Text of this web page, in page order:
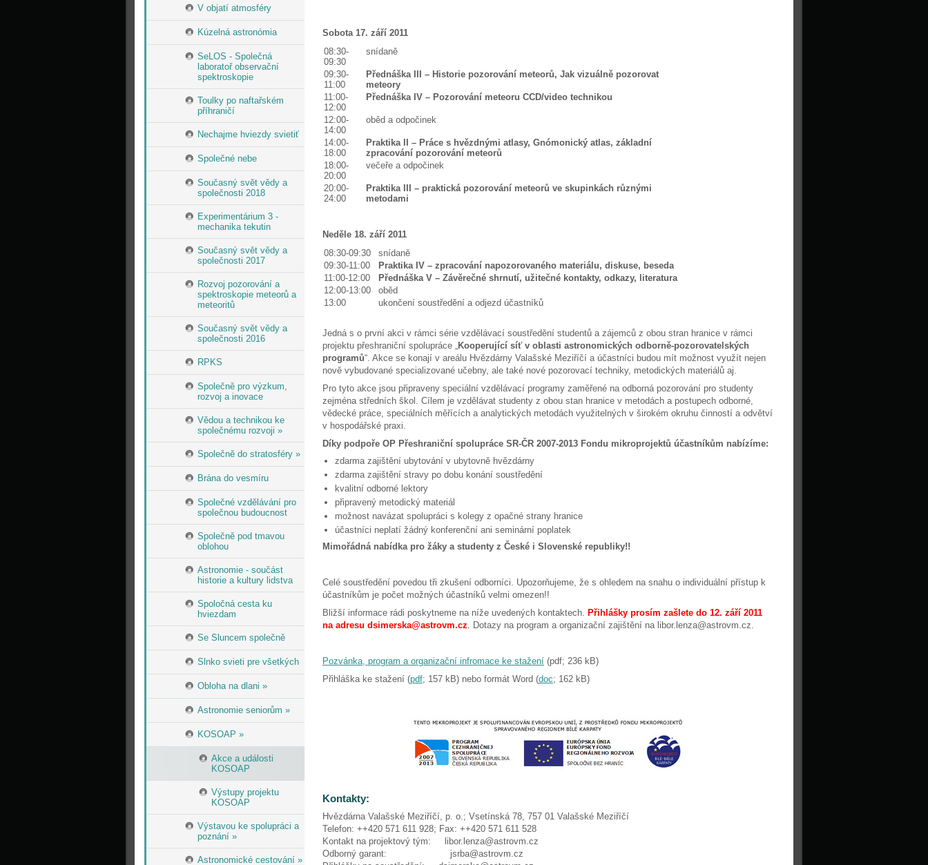
V objatí atmosféry
Kúzelná astronómia
SeLOS - Společná
laboratoř observační
spektroskopie
Toulky po naftařském
příhraničí
Nechajme hviezdy svietiť
Společné nebe
Současný svět vědy a
společnosti 2018
Experimentárium 3 -
mechanika tekutin
Současný svět vědy a
společnosti 2017
Rozvoj pozorování a
spektroskopie meteorů a
meteoritů
Současný svět vědy a
společnosti 2016
RPKS
Společně pro výzkum,
rozvoj a inovace
Vědou a technikou ke
společnému rozvoji »
Společně do stratosféry »
Brána do vesmíru
Společné vzdělávání pro
společnou budoucnost
Společně pod tmavou
oblohou
Astronomie - součást
historie a kultury lidstva
Spoločná cesta ku
hviezdam
Se Sluncem společně
Slnko svieti pre všetkých
Obloha na dlani »
Astronomie seniorům »
KOSOAP »
Akce a události
KOSOAP
Výstupy projektu
KOSOAP
Výstavou ke spolupráci a
poznání »
Astronomické cestování »
Sobota 17. září 2011
08:30-
09:30
snídaně
09:30-
11:00
Přednáška III – Historie pozorování meteorů, Jak vizuálně pozorovat
meteory
11:00-
12:00
Přednáška IV – Pozorování meteoru CCD/video technikou
12:00-
14:00
oběd a odpočinek
14:00-
18:00
Praktika II – Práce s hvězdnými atlasy, Gnómonický atlas, základní
zpracování pozorování meteorů
18:00-
20:00
večeře a odpočinek
20:00-
24:00
Praktika III – praktická pozorování meteorů ve skupinkách různými
metodami
Neděle 18. září 2011
08:30-09:30
snídaně
09:30-11:00
Praktika IV – zpracování napozorovaného materiálu, diskuse, beseda
11:00-12:00
Přednáška V – Závěrečné shrnutí, užitečné kontakty, odkazy, literatura
12:00-13:00
oběd
13:00
ukončení soustředění a odjezd účastníků
Jedná s o první akci v rámci série vzdělávací soustředění studentů a zájemců z obou stran hranice v rámci
projektu přeshraniční spolupráce „Kooperující síť v oblasti astronomických odborně-pozorovatelských
programů“. Akce se konají v areálu Hvězdárny Valašské Meziříčí a účastníci budou mít možnost využít nejen
nově vybudované specializované učebny, ale také nové pozorovací techniky, metodických materiálů aj.
Pro tyto akce jsou připraveny speciální vzdělávací programy zaměřené na odborná pozorování pro studenty
zejména středních škol. Cílem je vzdělávat studenty z obou stan hranice v metodách a postupech odborné,
vědecké práce, speciálních měřících a analytických metodách využitelných v širokém okruhu činností a odvětví
v hospodářské praxi.
Díky podpoře OP Přeshraniční spolupráce SR-ČR 2007-2013 Fondu mikroprojektů účastníkům nabízíme:
zdarma zajištění ubytování v ubytovně hvězdárny
zdarma zajištění stravy po dobu konání soustředění
kvalitní odborné lektory
připravený metodický materiál
možnost navázat spolupráci s kolegy z opačné strany hranice
účastníci neplatí žádný konferenční ani seminární poplatek
Mimořádná nabídka pro žáky a studenty z České i Slovenské republiky!!
Celé soustředění povedou tři zkušení odborníci. Upozorňujeme, že s ohledem na snahu o individuální přístup k
účastníkům je počet možných účastníků velmi omezen!!
Bližší informace rádi poskytneme na níže uvedených kontaktech. Přihlášky prosím zašlete do 12. září 2011
na adresu dsimerska@astrovm.cz. Dotazy na program a organizační zajištění na libor.lenza@astrovm.cz.
Pozvánka, program a organizační infromace ke stažení (pdf; 236 kB)
Přihláška ke stažení (pdf; 157 kB) nebo formát Word (doc; 162 kB)
Kontakty:
Hvězdárna Valašské Meziříčí, p. o.; Vsetínská 78, 757 01 Valašské Meziříčí
Telefon: ++420 571 611 928; Fax: ++420 571 611 528
Kontakt na projektový tým: libor.lenza@astrovm.cz
Odborný garant: jsrba@astrovm.cz